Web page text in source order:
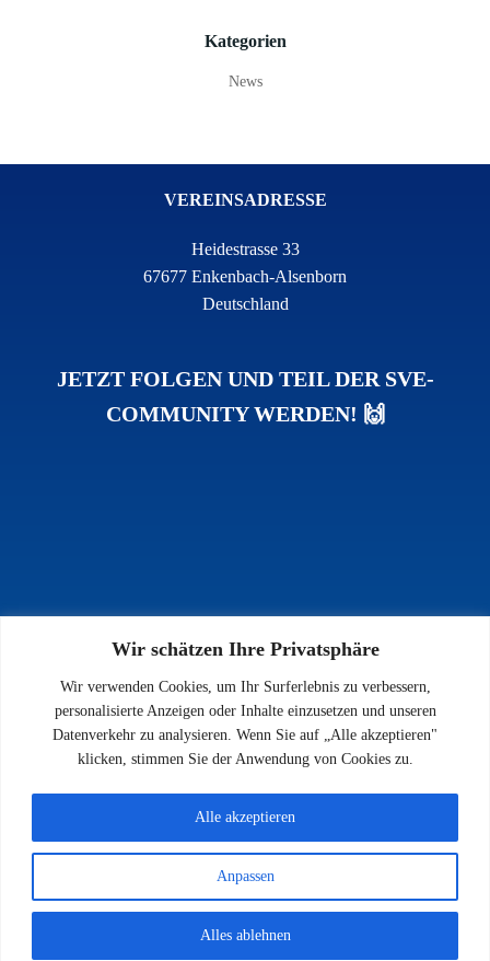
Wir schätzen Ihre Privatsphäre
Wir verwenden Cookies, um Ihr Surferlebnis zu verbessern,
personalisierte Anzeigen oder Inhalte einzusetzen und unseren
Datenverkehr zu analysieren. Wenn Sie auf „Alle akzeptieren"
klicken, stimmen Sie der Anwendung von Cookies zu.
Anpassen
Alles ablehnen
Alle akzeptieren
Kategorien
News
VEREINSADRESSE
Heidestrasse 33
67677 Enkenbach-Alsenborn
Deutschland
JETZT FOLGEN UND TEIL DER SVE-
COMMUNITY WERDEN! 🙌
INFOS
Impressum
Datenschutz
Kontakt
© 2026 SV 1923 Enkenbach e.V.